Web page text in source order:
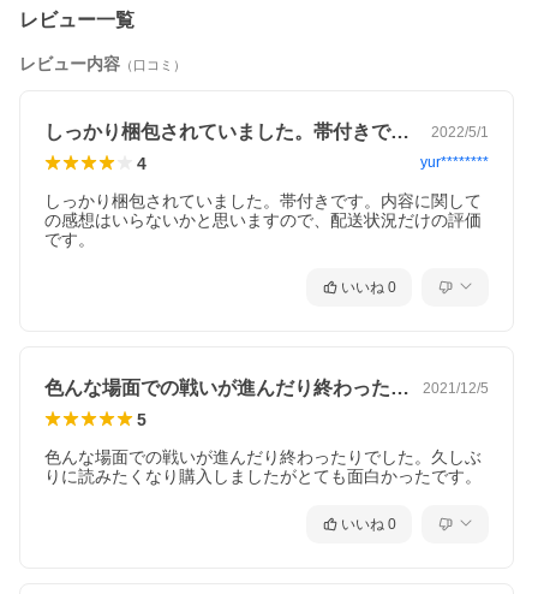
レビュー一覧
レビュー内容 （口コミ）
しっかり梱包されていました。帯付きです… 2022/5/1
4 yur********
しっかり梱包されていました。帯付きです。内容に関して
の感想はいらないかと思いますので、配送状況だけの評価
です。
いいね 0
色んな場面での戦いが進んだり終わったり… 2021/12/5
5
色んな場面での戦いが進んだり終わったりでした。久しぶ
りに読みたくなり購入しましたがとても面白かったです。
いいね 0